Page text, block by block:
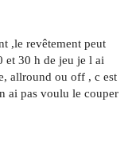
,le revêtement peut
et 30 h de jeu je l ai
allround ou off , c est
ai pas voulu le couper